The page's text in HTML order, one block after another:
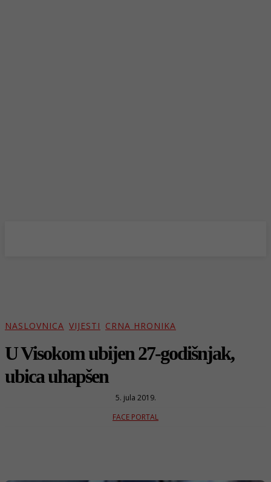
NASLOVNICA VIJESTI CRNA HRONIKA
U Visokom ubijen 27-godišnjak,
ubica uhapšen
5. jula 2019.
FACE PORTAL